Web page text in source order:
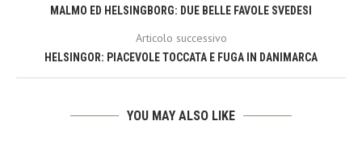
MALMO ED HELSINGBORG: DUE BELLE FAVOLE SVEDESI
Articolo successivo
HELSINGOR: PIACEVOLE TOCCATA E FUGA IN DANIMARCA
YOU MAY ALSO LIKE